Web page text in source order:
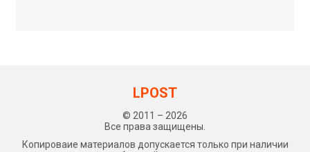
LPOST
© 2011 – 2026
Все права защищены.
Копироваие материалов допускается только при наличии